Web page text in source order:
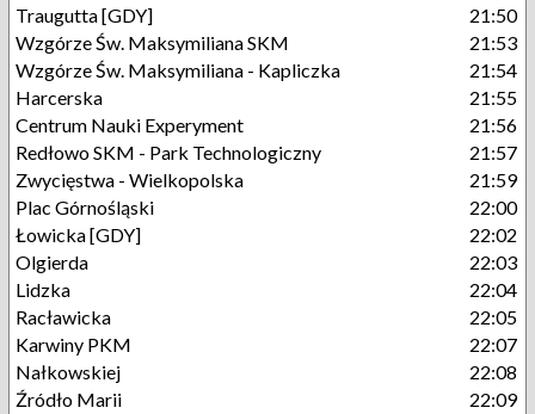
Traugutta [GDY]
21:50
Wzgórze Św. Maksymiliana SKM
21:53
Wzgórze Św. Maksymiliana - Kapliczka
21:54
Harcerska
21:55
Centrum Nauki Experyment
21:56
Redłowo SKM - Park Technologiczny
21:57
Zwycięstwa - Wielkopolska
21:59
Plac Górnośląski
22:00
Łowicka [GDY]
22:02
Olgierda
22:03
Lidzka
22:04
Racławicka
22:05
Karwiny PKM
22:07
Nałkowskiej
22:08
Źródło Marii
22:09